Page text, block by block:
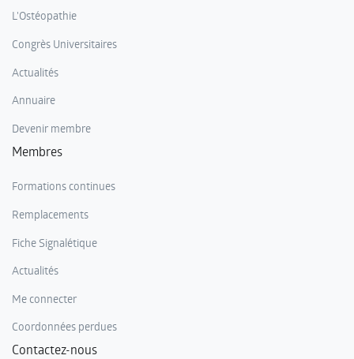
L'Ostéopathie
Congrès Universitaires
Actualités
Annuaire
Devenir membre
Membres
Formations continues
Remplacements
Fiche Signalétique
Actualités
Me connecter
Coordonnées perdues
Contactez-nous